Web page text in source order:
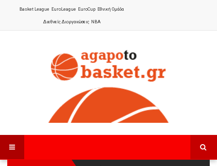
Basket League EuroLeague EuroCup Εθνική Ομάδα
Διεθνείς Διοργανώσεις NBA